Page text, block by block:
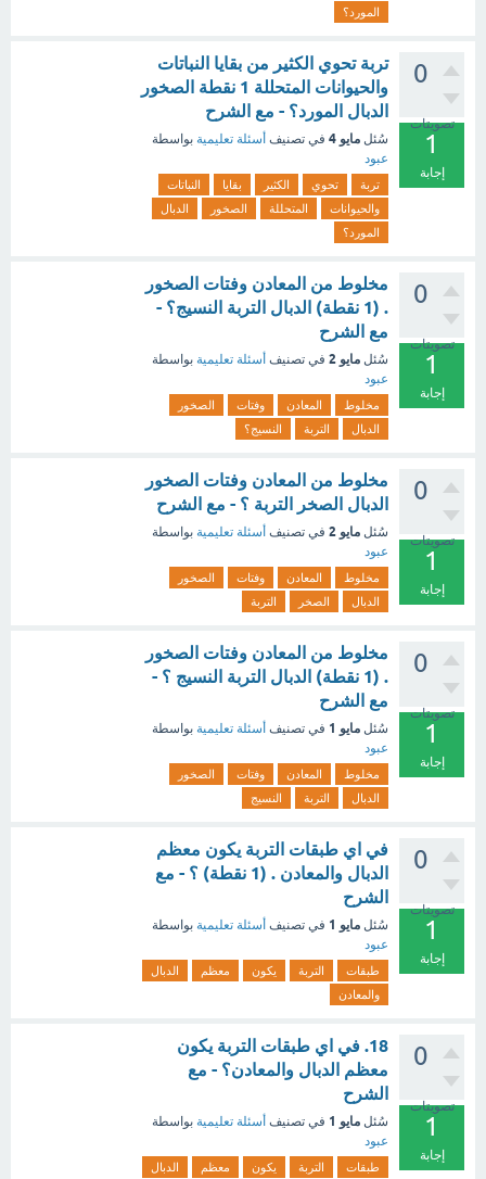
المورد؟
0
تصويتات
1
إجابة
تربة تحوي الكثير من بقايا النباتات
والحيوانات المتحللة 1 نقطة الصخور
الدبال المورد؟ - مع الشرح
سُئل مايو 4 في تصنيف أسئلة تعليمية بواسطة
عبود
تربة تحوي الكثير بقايا
النباتات
والحيوانات
المتحللة الصخور
الدبال
المورد؟
0
تصويتات
1
إجابة
مخلوط من المعادن وفتات الصخور
. (1 نقطة) الدبال التربة النسيج؟ -
مع الشرح
سُئل مايو 2 في تصنيف أسئلة تعليمية بواسطة
عبود
مخلوط المعادن وفتات
الصخور
الدبال
التربة النسيج؟
0
تصويتات
1
إجابة
مخلوط من المعادن وفتات الصخور
الدبال الصخر التربة ؟ - مع الشرح
سُئل مايو 2 في تصنيف أسئلة تعليمية بواسطة
عبود
مخلوط المعادن وفتات
الصخور
الدبال
الصخر التربة
0
تصويتات
1
إجابة
مخلوط من المعادن وفتات الصخور
. (1 نقطة) الدبال التربة النسيج ؟ -
مع الشرح
سُئل مايو 1 في تصنيف أسئلة تعليمية بواسطة
عبود
مخلوط المعادن وفتات
الصخور
الدبال
التربة النسيج
0
تصويتات
1
إجابة
في اي طبقات التربة يكون معظم
الدبال والمعادن . (1 نقطة) ؟ - مع
الشرح
سُئل مايو 1 في تصنيف أسئلة تعليمية بواسطة
عبود
طبقات التربة يكون معظم
الدبال
والمعادن
0
تصويتات
1
إجابة
18. في اي طبقات التربة يكون
معظم الدبال والمعادن؟ - مع
الشرح
سُئل مايو 1 في تصنيف أسئلة تعليمية بواسطة
عبود
طبقات التربة يكون معظم الدبال